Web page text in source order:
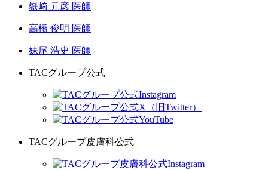
嶽﨑 元彦 医師
高橋 俊明 医師
妹尾 浩史 医師
TACグループ公式
TACグループ皮膚科公式